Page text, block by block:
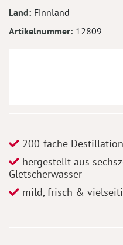
Land Finnland
Artikelnummer 12809
200-fache
hergestellt aus
Gletscherwasser
mild, frisch &